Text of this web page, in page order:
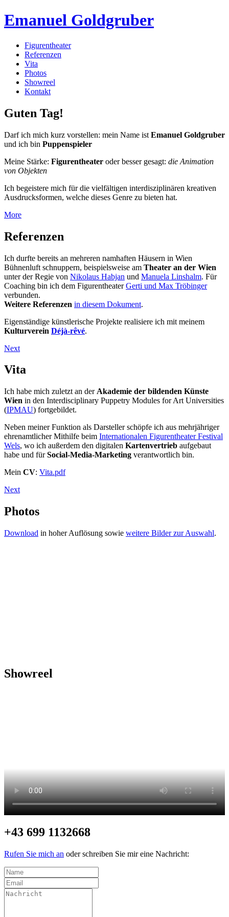
Emanuel Goldgruber
Figurentheater
Referenzen
Vita
Photos
Showreel
Kontakt
Guten Tag!
Darf ich mich kurz vorstellen: mein Name ist Emanuel Goldgruber
und ich bin Puppenspieler
Meine Stärke: Figurentheater oder besser gesagt: die Animation
von Objekten
Ich begeistere mich für die vielfältigen interdisziplinären kreativen
Ausdrucksformen, welche dieses Genre zu bieten hat.
More
Referenzen
Ich durfte bereits an mehreren namhaften Häusern in Wien
Bühnenluft schnuppern, beispielsweise am Theater an der Wien
unter der Regie von Nikolaus Habjan und Manuela Linshalm. Für
Coaching bin ich dem FigurentheaterGerti und Max Tröbinger
verbunden.
Weitere Referenzen in diesem Dokument.
Eigenständige künstlerische Projekte realisiere ich mit meinem
Kulturverein Déjà-rêvé.
Next
Vita
Ich habe mich zuletzt an der Akademie der bildenden Künste
Wien in den Interdisciplinary Puppetry Modules for Art Universities
(IPMAU) fortgebildet.
Neben meiner Funktion als Darsteller schöpfe ich aus mehrjähriger
ehrenamtlicher Mithilfe beim Internationalen Figurentheater Festival
Wels, wo ich außerdem den digitalen Kartenvertrieb aufgebaut
habe und fürSocial-Media-Marketing verantwortlich bin.
Mein CV: Vita.pdf
Next
Photos
Download in hoher Auflösung sowie weitere Bilder zur Auswahl.
Showreel
+43 699 1132668
Rufen Sie mich an oder schreiben Sie mir eine Nachricht: